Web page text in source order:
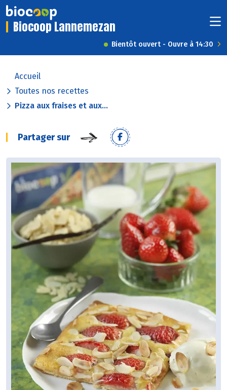
Biocoop Lannemezan
Bientôt ouvert - Ouvre à 14:30
Accueil
Toutes nos recettes
Pizza aux fraises et aux...
Partager sur